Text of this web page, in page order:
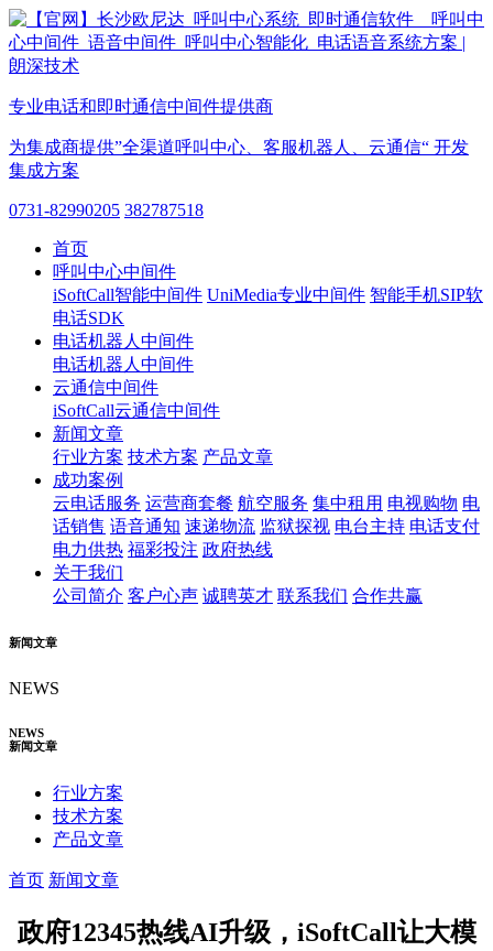
专业电话和即时通信中间件提供商
为集成商提供”全渠道呼叫中心、客服机器人、云通信“ 开发
集成方案
0731-82990205 382787518
首页
呼叫中心中间件
iSoftCall智能中间件 UniMedia专业中间件 智能手机SIP软
电话SDK
电话机器人中间件
电话机器人中间件
云通信中间件
iSoftCall云通信中间件
新闻文章
行业方案 技术方案 产品文章
成功案例
云电话服务 运营商套餐 航空服务 集中租用 电视购物 电
话销售 语音通知 速递物流 监狱探视 电台主持 电话支付
电力供热 福彩投注 政府热线
关于我们
公司简介 客户心声 诚聘英才 联系我们 合作共赢
新闻文章
NEWS
NEWS
新闻文章
行业方案
技术方案
产品文章
首页 新闻文章
政府12345热线AI升级，iSoftCall让大模